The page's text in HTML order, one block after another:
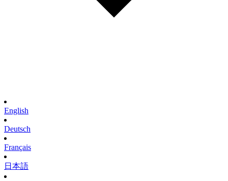
English
Deutsch
Français
日本語